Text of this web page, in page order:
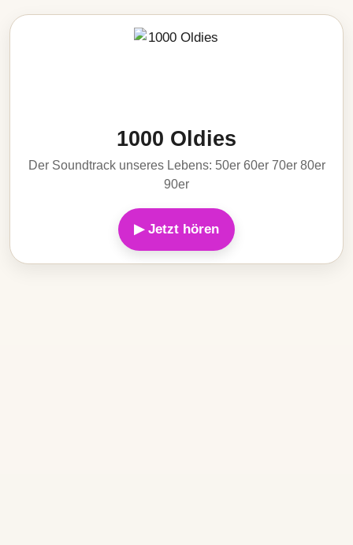
1000 Oldies
Der Soundtrack unseres Lebens: 50er 60er 70er 80er
90er
▶ Jetzt hören